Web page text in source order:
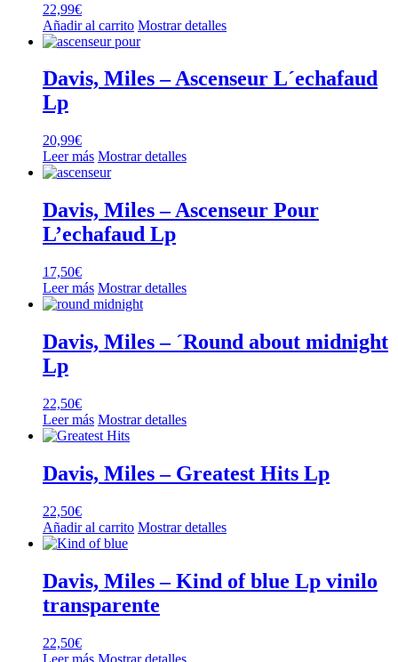
22,99€
Añadir al carrito Mostrar detalles
Davis, Miles – Ascenseur L´echafaud
Lp
20,99€
Leer más Mostrar detalles
Davis, Miles – Ascenseur Pour
L’echafaud Lp
17,50€
Leer más Mostrar detalles
Davis, Miles – ´Round about midnight
Lp
22,50€
Leer más Mostrar detalles
Davis, Miles – Greatest Hits Lp
22,50€
Añadir al carrito Mostrar detalles
Davis, Miles – Kind of blue Lp vinilo
transparente
22,50€
Leer más Mostrar detalles